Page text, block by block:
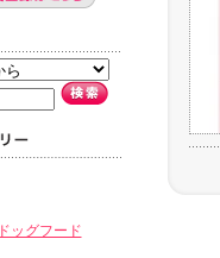
ドッグフード